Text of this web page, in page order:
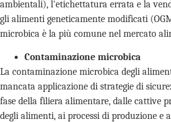
ambientali), l'etichettatura errata e la
gli alimenti geneticamente modificati
microbica è la più comune nel mercato
Contaminazione microbica
La contaminazione microbica degli
mancata applicazione di strategie di
fase della filiera alimentare, dalle cattive
degli alimenti, ai processi di produzione e